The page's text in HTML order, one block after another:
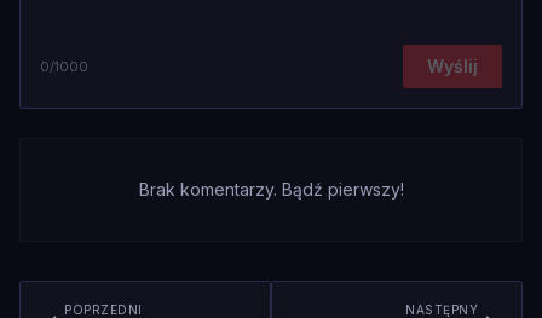
0/1000 Wyślij
Brak komentarzy. Bądź pierwszy!
POPRZEDNI NASTĘPNY